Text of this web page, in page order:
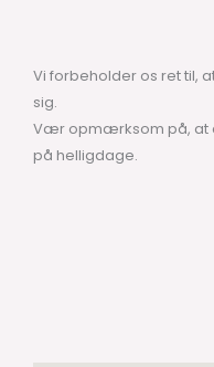
Vi forbeholder os ret til,
sig.
Vær opmærksom på, at
på helligdage.